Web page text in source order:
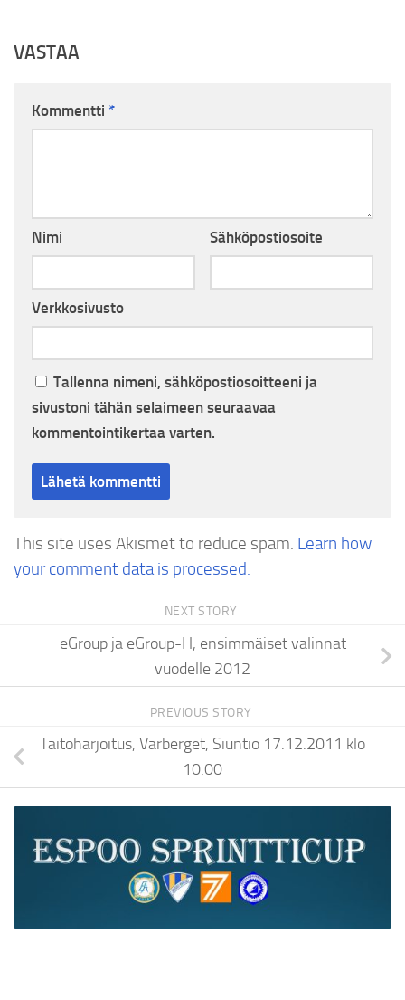
VASTAA
Kommentti *
Nimi Sähköpostiosoite
Verkkosivusto
Tallenna nimeni, sähköpostiosoitteeni ja
sivustoni tähän selaimeen seuraavaa
kommentointikertaa varten.
This site uses Akismet to reduce spam. Learn how
your comment data is processed.
NEXT STORY
eGroup ja eGroup-H, ensimmäiset valinnat
vuodelle 2012
PREVIOUS STORY
Taitoharjoitus, Varberget, Siuntio 17.12.2011 klo
10.00